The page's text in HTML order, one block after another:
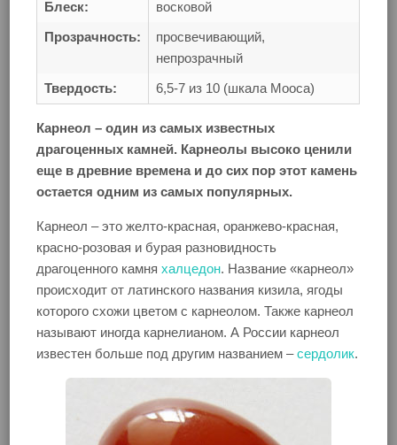
Блеск:
восковой
Прозрачность:
просвечивающий,
непрозрачный
Твердость:
6,5-7 из 10 (шкала Мооса)
Карнеол – один из самых известных
драгоценных камней. Карнеолы высоко ценили
еще в древние времена и до сих пор этот камень
остается одним из самых популярных.
Карнеол – это желто-красная, оранжево-красная,
красно-розовая и бурая разновидность
драгоценного камняхалцедон. Название «карнеол»
происходит от латинского названия кизила, ягоды
которого схожи цветом с карнеолом. Также карнеол
называют иногда карнелианом. А России карнеол
известен больше под другим названием –сердолик.